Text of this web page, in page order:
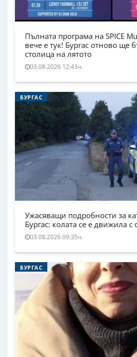
Пълната програма на SPICE
вече е тук! Бургас отново ще
столица на лятото
03.08.2026 12:43ч.
БУРГАС
Ужасяващи подробности за
Бургас: колата се е движила
03.08.2026 09:35ч.
БУРГАС